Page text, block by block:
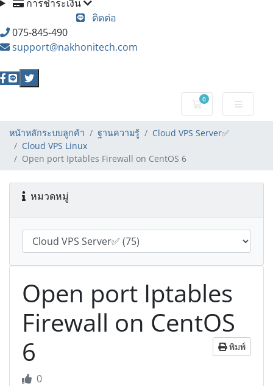
การชำระเงิน
ติดต่อ
075-845-490
support@nakhonitech.com
0
ตะกร้าสินค้า
หน้าหลักระบบลูกค้า ฐานความรู้
Cloud VPS Server✅
Cloud VPS Linux
Open port Iptables Firewall on CentOS 6
หมวดหมู่
Open port Iptables
Firewall on CentOS
6
พิมพ์
0